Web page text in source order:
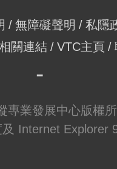
無障礙聲明
私隱
關連結 VTC主頁
專業發展中心版權
Internet Explorer